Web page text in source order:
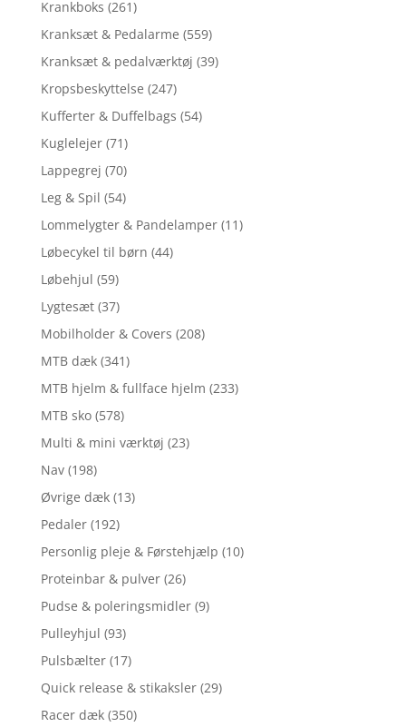
Krankboks (261)
Kranksæt & Pedalarme (559)
Kranksæt & pedalværktøj (39)
Kropsbeskyttelse (247)
Kufferter & Duffelbags (54)
Kuglelejer (71)
Lappegrej (70)
Leg & Spil (54)
Lommelygter & Pandelamper (11)
Løbecykel til børn (44)
Løbehjul (59)
Lygtesæt (37)
Mobilholder & Covers (208)
MTB dæk (341)
MTB hjelm & fullface hjelm (233)
MTB sko (578)
Multi & mini værktøj (23)
Nav (198)
Øvrige dæk (13)
Pedaler (192)
Personlig pleje & Førstehjælp (10)
Proteinbar & pulver (26)
Pudse & poleringsmidler (9)
Pulleyhjul (93)
Pulsbælter (17)
Quick release & stikaksler (29)
Racer dæk (350)